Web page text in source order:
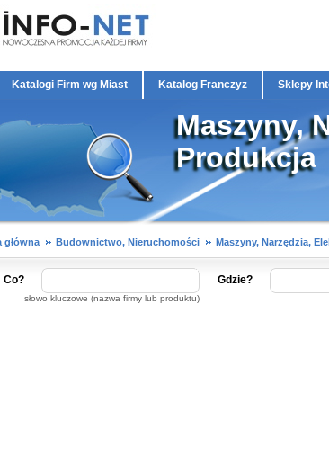
Katalogi Firm wg Miast Katalog Franczyz Sklepy
Maszyny,
Produkcja
główna Budownictwo, Nieruchomości Maszyny, Narzędzia,
Co?
słowo kluczowe (nazwa firmy lub produktu)
Gdzie?